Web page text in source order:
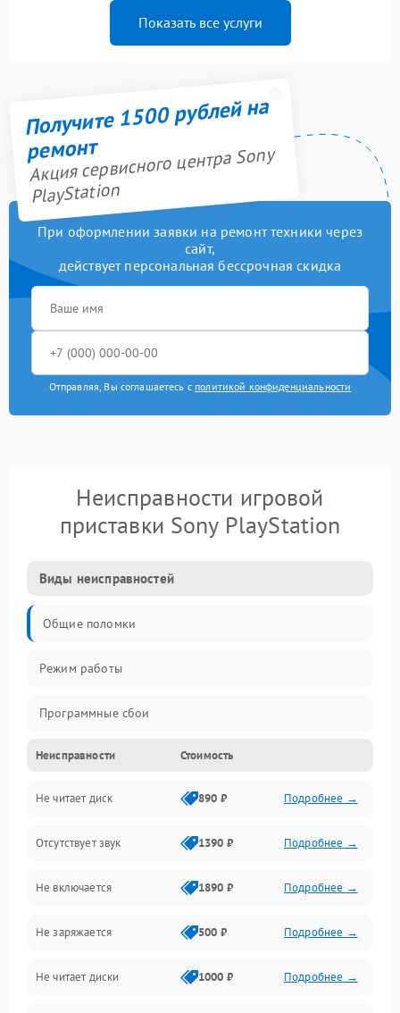
Показать все услуги
Получите 1500 рублей на
ремонт
Акция сервисного центра Sony
PlayStation
При оформлении заявки на ремонт техники через
сайт,
действует персональная бессрочная скидка
Отправляя, Вы соглашаетесь с политикой конфиденциальности
Неисправности игровой
приставки Sony PlayStation
Виды неисправностей
Общие поломки
Режим работы
Программные сбои
Видео и HDMI
Звук и аудиовыходы
Диски и привод
Сеть и онлайн
Геймпады и аксессуары
Разъёмы и корпус
Неисправности Стоимость
Не читает диск 890 ₽ Подробнее →
Отсутствует звук 1390 ₽ Подробнее →
Не включается 1890 ₽ Подробнее →
Не заряжается 500 ₽ Подробнее →
Не читает диски 1000 ₽ Подробнее →